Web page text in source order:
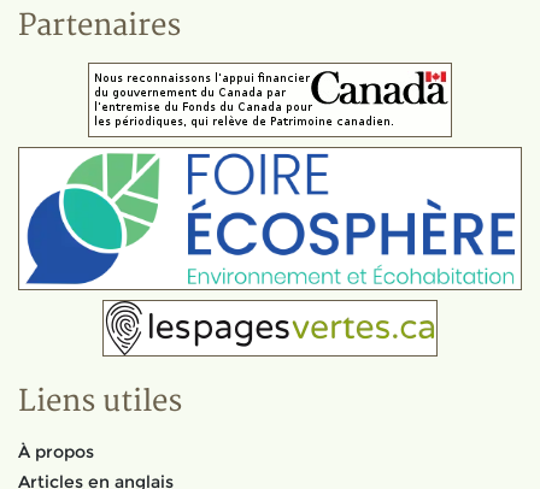
Partenaires
Liens utiles
À propos
Articles en anglais